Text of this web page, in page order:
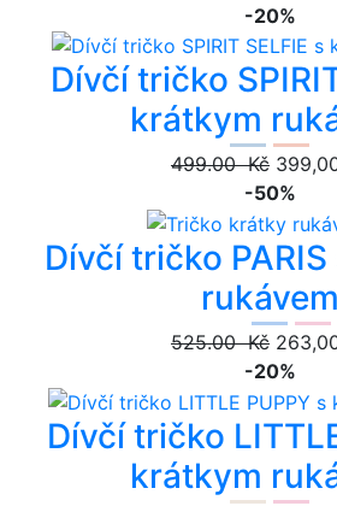
-20%
Dívčí tričko
krátkym
499.00 Kč
-50%
Dívčí tričko
rukávem
525.00 Kč
-20%
Dívčí tričko
krátkym